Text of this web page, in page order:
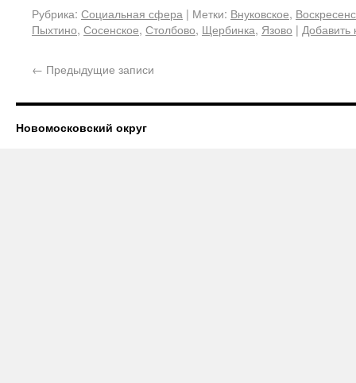
Рубрика: Социальная сфера | Метки: Внуковское,
Пыхтино, Сосенское, Столбово, Щербинка, Язово | Добавить
← Предыдущие записи
Новомосковский округ